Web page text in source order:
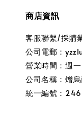
商店資訊
客服聯繫/採購
公司電郵：
營業時間：週
公司名稱：熷
統一編號：